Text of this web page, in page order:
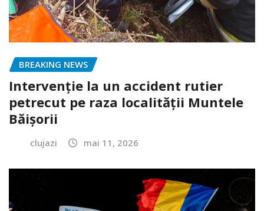
BREAKING NEWS
Intervenție la un accident rutier
petrecut pe raza localității Muntele
Băișorii
clujazi mai 11, 2026